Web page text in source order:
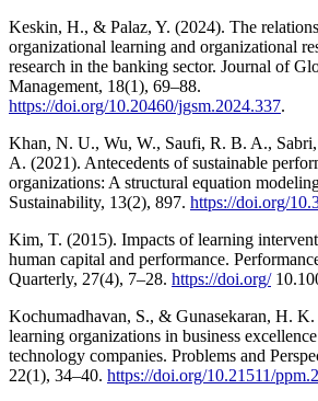
Keskin, H., & Palaz, Y. (2024). The
organizational learning and organizational
research in the banking sector. Journal of
Management, 18(1), 69–88.
https://doi.org/10.20460/jgsm.2024.337.
Khan, N. U., Wu, W., Saufi, R. B. A.,
A. (2021). Antecedents of sustainable
organizations: A structural equation
Sustainability, 13(2), 897. https://doi.org/
Kim, T. (2015). Impacts of learning
human capital and performance.
Quarterly, 27(4), 7–28. https://doi.org/
Kochumadhavan, S., & Gunasekaran, H.
learning organizations in business
technology companies. Problems and
22(1), 34–40. https://doi.org/10.21511/